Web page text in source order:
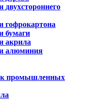
двухстороннего
гофрокартона
бумаги
акрила
алюминия
промышленных